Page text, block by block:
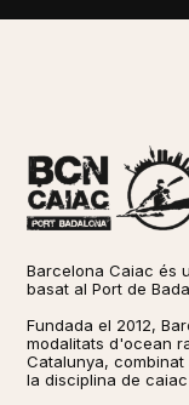
Barcelona Caiac és
basat al Port de
Fundada el 2012,
modalitats d'ocean
Catalunya,
la disciplina de